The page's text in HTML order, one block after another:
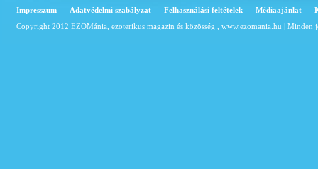
Impresszum Adatvédelmi szabályzat Felhasználási feltételek Médiaajánlat
Copyright 2012 EZOMánia, ezoterikus magazin és közösség , www.ezomania.hu | Minden